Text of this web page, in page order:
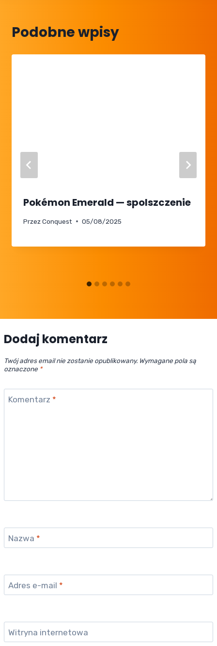
Podobne wpisy
Pokémon Emerald — spolszczenie
Przez Conquest 05/08/2025
Dodaj komentarz
Twój adres email nie zostanie opublikowany. Wymagane pola są
oznaczone *
Komentarz *
Nazwa *
Adres e-mail *
Witryna internetowa